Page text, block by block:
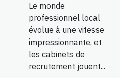
Le monde
professionnel local
évolue à une vitesse
impressionnante, et
les cabinets de
recrutement jouent...